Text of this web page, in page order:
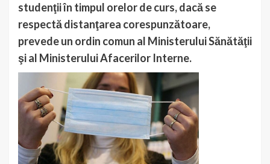
studenţii în timpul orelor de curs, dacă se
respectă distanţarea corespunzătoare,
prevede un ordin comun al Ministerului Sănătăţii
şi al Ministerului Afacerilor Interne.